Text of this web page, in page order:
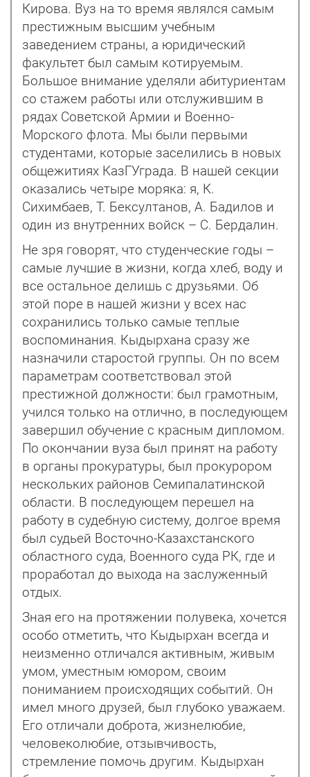
Кирова. Вуз на то время являлся самым
престижным высшим учебным
заведением страны, а юридический
факультет был самым котируемым.
Большое внимание уделяли абитуриентам
со стажем работы или отслужившим в
рядах Советской Армии и Военно-
Морского флота. Мы были первыми
студентами, которые заселились в новых
общежитиях КазГУграда. В нашей секции
оказались четыре моряка: я, К.
Сихимбаев, Т. Бексултанов, А. Бадилов и
один из внутренних войск – С. Бердалин.
Не зря говорят, что студенческие годы –
самые лучшие в жизни, когда хлеб, воду и
все остальное делишь с друзьями. Об
этой поре в нашей жизни у всех нас
сохранились только самые теплые
воспоминания. Кыдырхана сразу же
назначили старостой группы. Он по всем
параметрам соответствовал этой
престижной должности: был грамотным,
учился только на отлично, в последующем
завершил обучение с красным дипломом.
По окончании вуза был принят на работу
в органы прокуратуры, был прокурором
нескольких районов Семипалатинской
области. В последующем перешел на
работу в судебную систему, долгое время
был судьей Восточно-Казахстанского
областного суда, Военного суда РК, где и
проработал до выхода на заслуженный
отдых.
Зная его на протяжении полувека, хочется
особо отметить, что Кыдырхан всегда и
неизменно отличался активным, живым
умом, уместным юмором, своим
пониманием происходящих событий. Он
имел много друзей, был глубоко уважаем.
Его отличали доброта, жизнелюбие,
человеколюбие, отзывчивость,
стремление помочь другим. Кыдырхан